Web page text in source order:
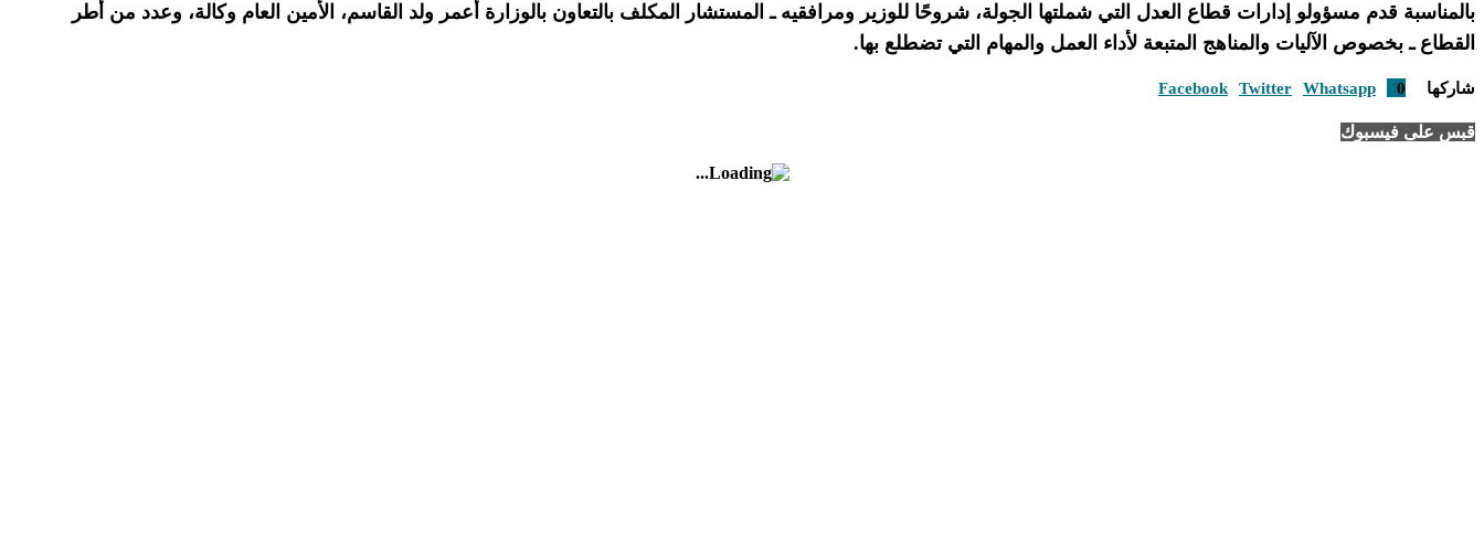
بالمناسبة قدم مسؤولو إدارات قطاع العدل التي شملتها الجولة، شروحًا للوزير ومرافقيه ـ المستشار المكلف بالتعاون بالوزارة أعمر ولد القاسم، الأمين العام وكالة، وعدد من أطر
القطاع ـ بخصوص الآليات والمناهج المتبعة لأداء العمل والمهام التي تضطلع بها.
شاركها 0
Facebook Twitter Whatsapp
قبس على فيسبوك